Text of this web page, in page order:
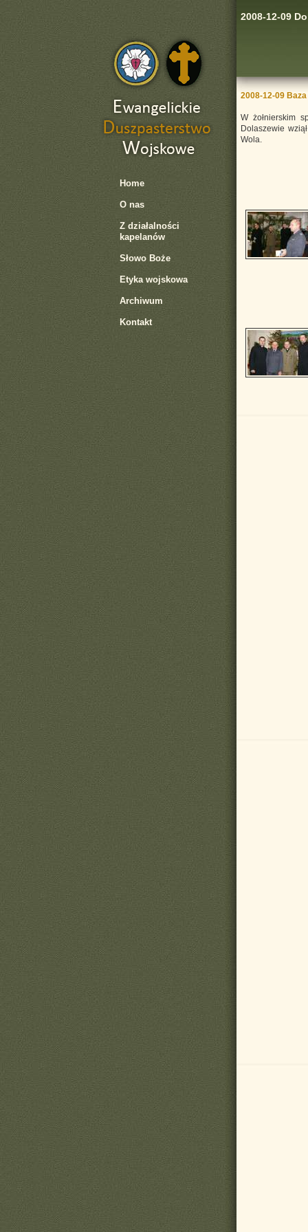
Home
O nas
Z działalności
kapelanów
Słowo Boże
Etyka wojskowa
Archiwum
Kontakt
2008-12-09
2008-12-09
W żołnierskim
Dolaszewie
Wola.